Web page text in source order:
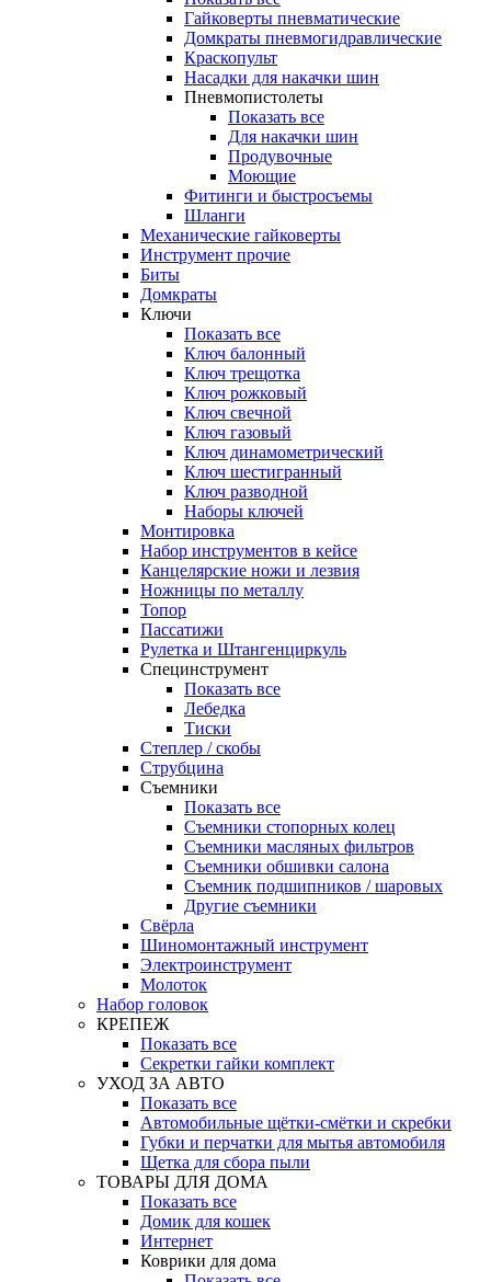
Гайковерты пневматические
Домкраты пневмогидравлические
Краскопульт
Насадки для накачки шин
Пневмопистолеты
Показать все
Для накачки шин
Продувочные
Моющие
Фитинги и быстросъемы
Шланги
Механические гайковерты
Инструмент прочиe
Биты
Домкраты
Ключи
Показать все
Ключ балонный
Ключ трещотка
Ключ рожковый
Ключ свечной
Ключ газовый
Ключ динамометрический
Ключ шестигранный
Ключ разводной
Наборы ключей
Монтировка
Набор инструментов в кейсе
Канцелярские ножи и лезвия
Ножницы по металлу
Топор
Пассатижи
Рулетка и Штангенциркуль
Специнструмент
Показать все
Лебедка
Тиски
Степлер / скобы
Струбцина
Съемники
Показать все
Съемники стопорных колец
Съемники масляных фильтров
Съемники обшивки салона
Съемник подшипников / шаровых
Другие съемники
Свёрла
Шиномонтажный инструмент
Электроинструмент
Молоток
Набор головок
КРЕПЕЖ
Показать все
Секретки гайки комплект
УХОД ЗА АВТО
Показать все
Автомобильные щётки-смётки и скребки
Губки и перчатки для мытья автомобиля
Щетка для сбора пыли
ТОВАРЫ ДЛЯ ДОМА
Показать все
Домик для кошек
Интернет
Коврики для дома